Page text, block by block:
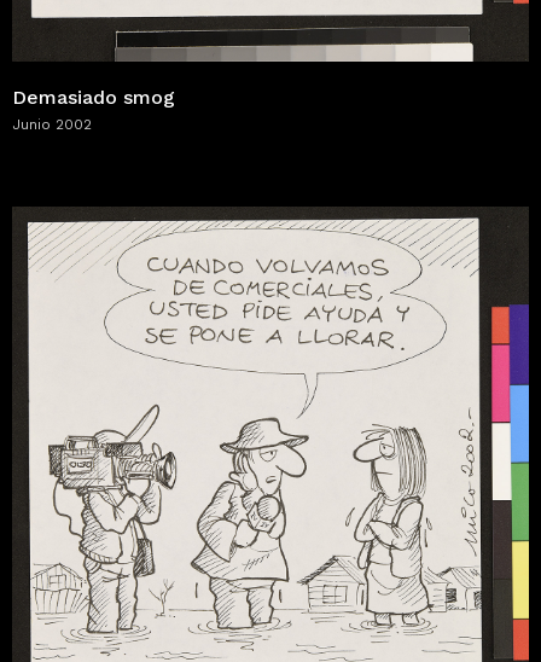
Demasiado smog
Junio 2002